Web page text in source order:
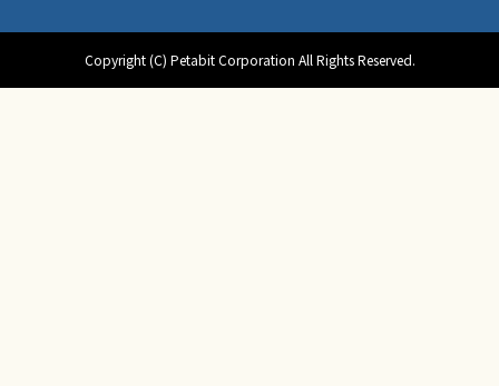
Copyright (C) Petabit Corporation All Rights Reserved.